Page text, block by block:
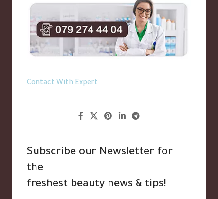
Contact With Expert
Subscribe our Newsletter for
the
freshest beauty news & tips!